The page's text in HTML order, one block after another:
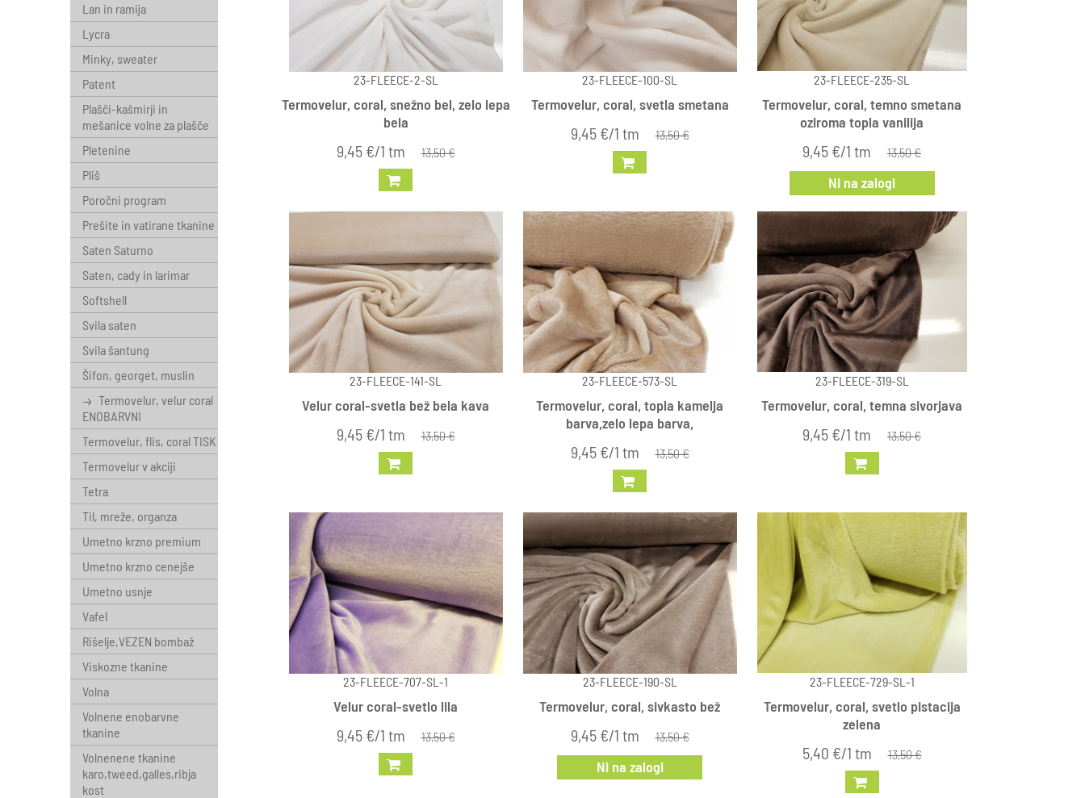
Lan in ramija
Lycra
Minky, sweater
Patent
Plašči-kašmirji in
mešanice volne za plašče
Pletenine
Pliš
Poročni program
Prešite in vatirane tkanine
Saten Saturno
Saten, cady in larimar
Softshell
Svila saten
Svila šantung
Šifon, georget, muslin
Termovelur, velur coral
ENOBARVNI
Termovelur, flis, coral TISK
Termovelur v akciji
Tetra
Til, mreže, organza
Umetno krzno premium
Umetno krzno cenejše
Umetno usnje
Vafel
Rišelje,VEZEN bombaž
Viskozne tkanine
Volna
Volnene enobarvne
tkanine
Volnenene tkanine
karo,tweed,galles,ribja
kost
23-FLEECE-2-SL
Termovelur, coral, snežno bel, zelo lepa
bela
9,45 €/1 tm 13,50 €
23-FLEECE-100-SL
Termovelur, coral, svetla smetana
9,45 €/1 tm 13,50 €
23-FLEECE-235-SL
Termovelur, coral, temno smetana
oziroma topla vanilija
9,45 €/1 tm 13,50 €
Ni na zalogi
23-FLEECE-141-SL
Velur coral-svetla bež bela kava
9,45 €/1 tm 13,50 €
23-FLEECE-573-SL
Termovelur, coral, topla kamelja
barva,zelo lepa barva,
9,45 €/1 tm 13,50 €
23-FLEECE-319-SL
Termovelur, coral, temna sivorjava
9,45 €/1 tm 13,50 €
23-FLEECE-707-SL-1
Velur coral-svetlo lila
9,45 €/1 tm 13,50 €
23-FLEECE-190-SL
Termovelur, coral, sivkasto bež
9,45 €/1 tm 13,50 €
Ni na zalogi
23-FLEECE-729-SL-1
Termovelur, coral, svetlo pistacija
zelena
5,40 €/1 tm 13,50 €